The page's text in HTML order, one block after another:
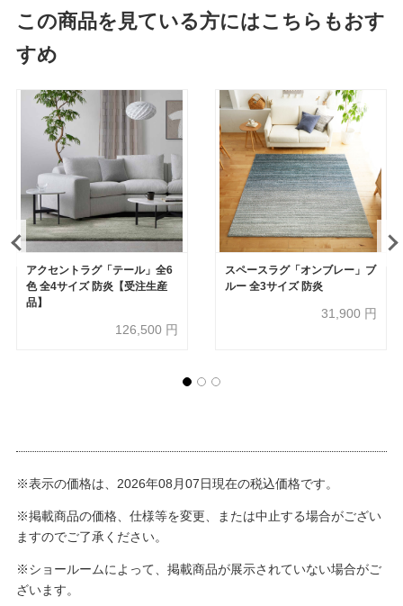
この商品を見ている方にはこちらもおす
すめ
アクセントラグ「テール」全6
色 全4サイズ 防炎【受注生産
品】
126,500 円
スペースラグ「オンブレー」ブ
ルー 全3サイズ 防炎
31,900 円
※表示の価格は、2026年08月07日現在の税込価格です。
※掲載商品の価格、仕様等を変更、または中止する場合がござい
ますのでご了承ください。
※ショールームによって、掲載商品が展示されていない場合がご
ざいます。